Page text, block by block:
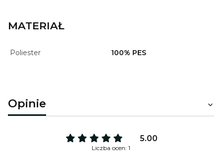
MATERIAŁ
Poliester 100% PES
Opinie
5.00
Liczba ocen: 1